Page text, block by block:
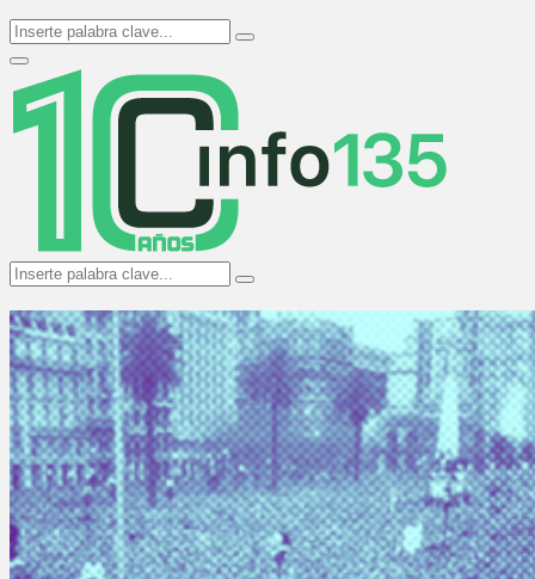
Search
for:
Search
Primary
Menu
Search
for:
Search